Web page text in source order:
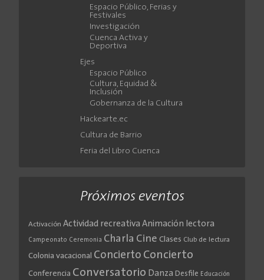
Espacio Público, Ferias y
Festivales
Investigación
Cuenca Activa y
Deportiva
Ejes
Espacio Público
Cultura, Equidad &
Inclusión
Gobernanza de la Cultura
Hackearte.ec
Cultura de Barrio
Feria del Libro Cuenca
Próximos eventos
Activación Actividad recreativa Animación lectora
Campeonato Ceremonia Charla Cine Clases Club de lectura
Colonia vacacional Concierto Concierto
Conferencia Conversatorio Danza Desfile Educación